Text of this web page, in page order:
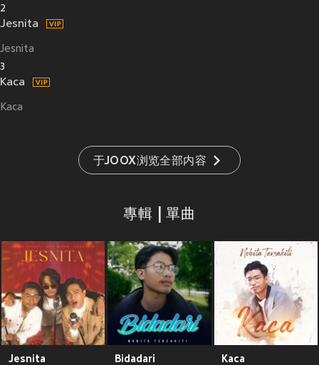
2
Jesnita
Jesnita
3
Kaca
Kaca
于JOOX浏览全部内容
專輯 | 單曲
Jesnita Bidadari Kaca